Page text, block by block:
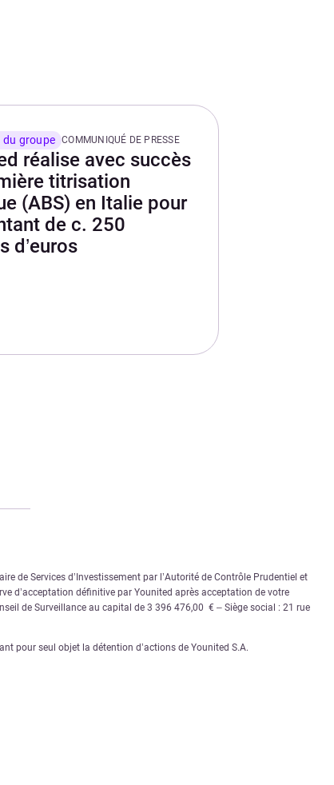
groupe COMMUNIQUÉ DE PRESSE
réalise avec succès
titrisation
(ABS) en Italie pour
de c. 250
d’euros
de Services d’Investissement par l’Autorité de Contrôle Prudentiel et
d’acceptation définitive par Younited après acceptation de votre
de Surveillance au capital de 3 396 476,00 € – Siège social : 21 rue
pour seul objet la détention d’actions de Younited S.A.